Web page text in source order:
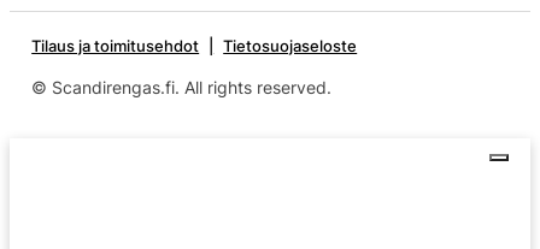
Tilaus ja toimitusehdot Tietosuojaseloste
© Scandirengas.fi. All rights reserved.